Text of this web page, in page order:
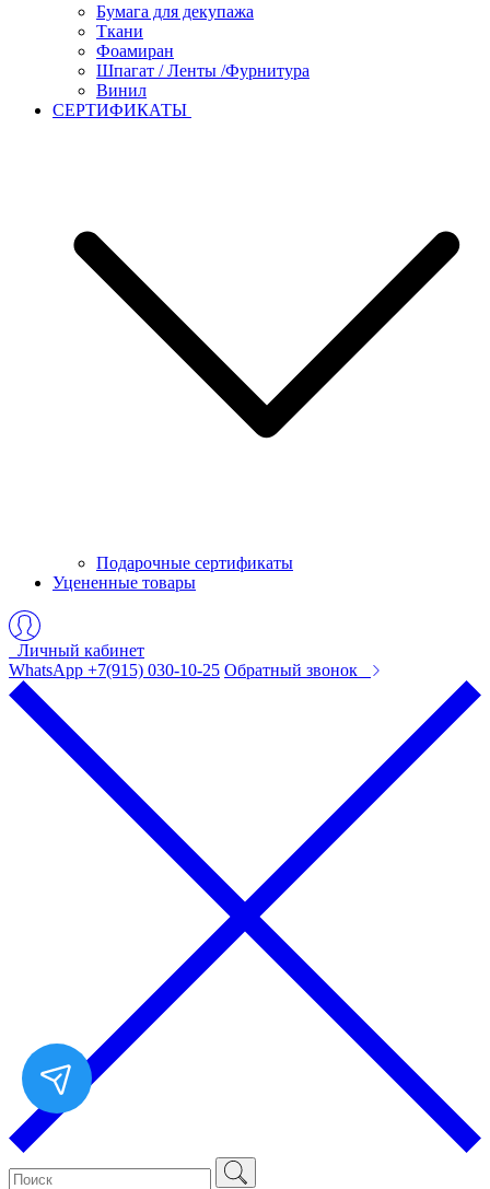
Бумага для декупажа
Ткани
Фоамиран
Шпагат / Ленты /Фурнитура
Винил
СЕРТИФИКАТЫ
Подарочные сертификаты
Уцененные товары
Личный кабинет
WhatsApp +7(915) 030-10-25 Обратный звонок